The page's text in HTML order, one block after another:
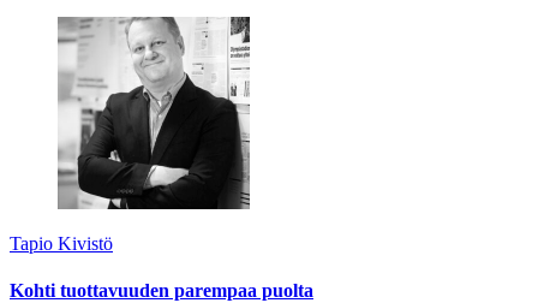
Tapio Kivistö
Kohti tuottavuuden parempaa puolta